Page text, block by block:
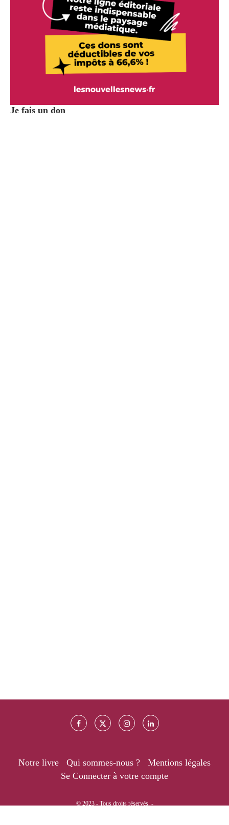
Je fais un don
Notre livre Qui sommes-nous ?
Mentions légales
Se Connecter à votre compte
© 2023 - Tous droits réservés. -